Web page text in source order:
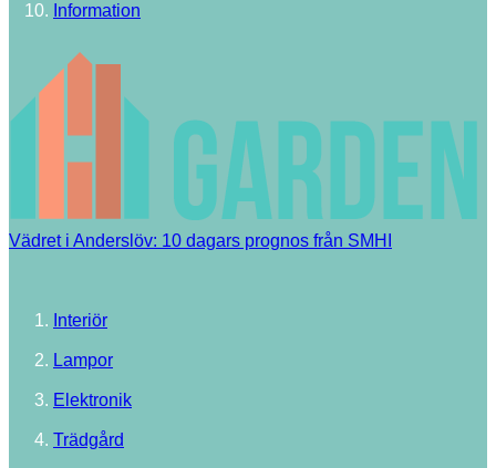
Information
Vädret i Anderslöv: 10 dagars prognos från SMHI
Interiör
Lampor
Elektronik
Trädgård